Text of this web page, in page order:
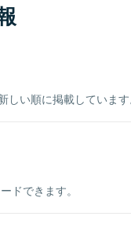
い順に掲載しています
ドできます。